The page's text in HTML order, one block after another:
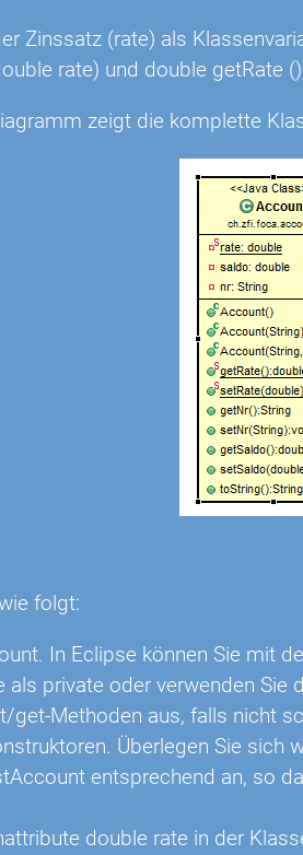
Zinssatz (rate) als
rate) und double getRate
zeigt die komplette
folgt:
In Eclipse können Sie mit
als private oder verwenden Sie
get-Methoden aus, falls nicht
Überlegen Sie sich
entsprechend an, so
double rate in der